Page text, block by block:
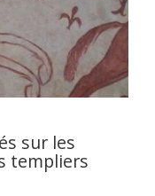
sur les
templiers